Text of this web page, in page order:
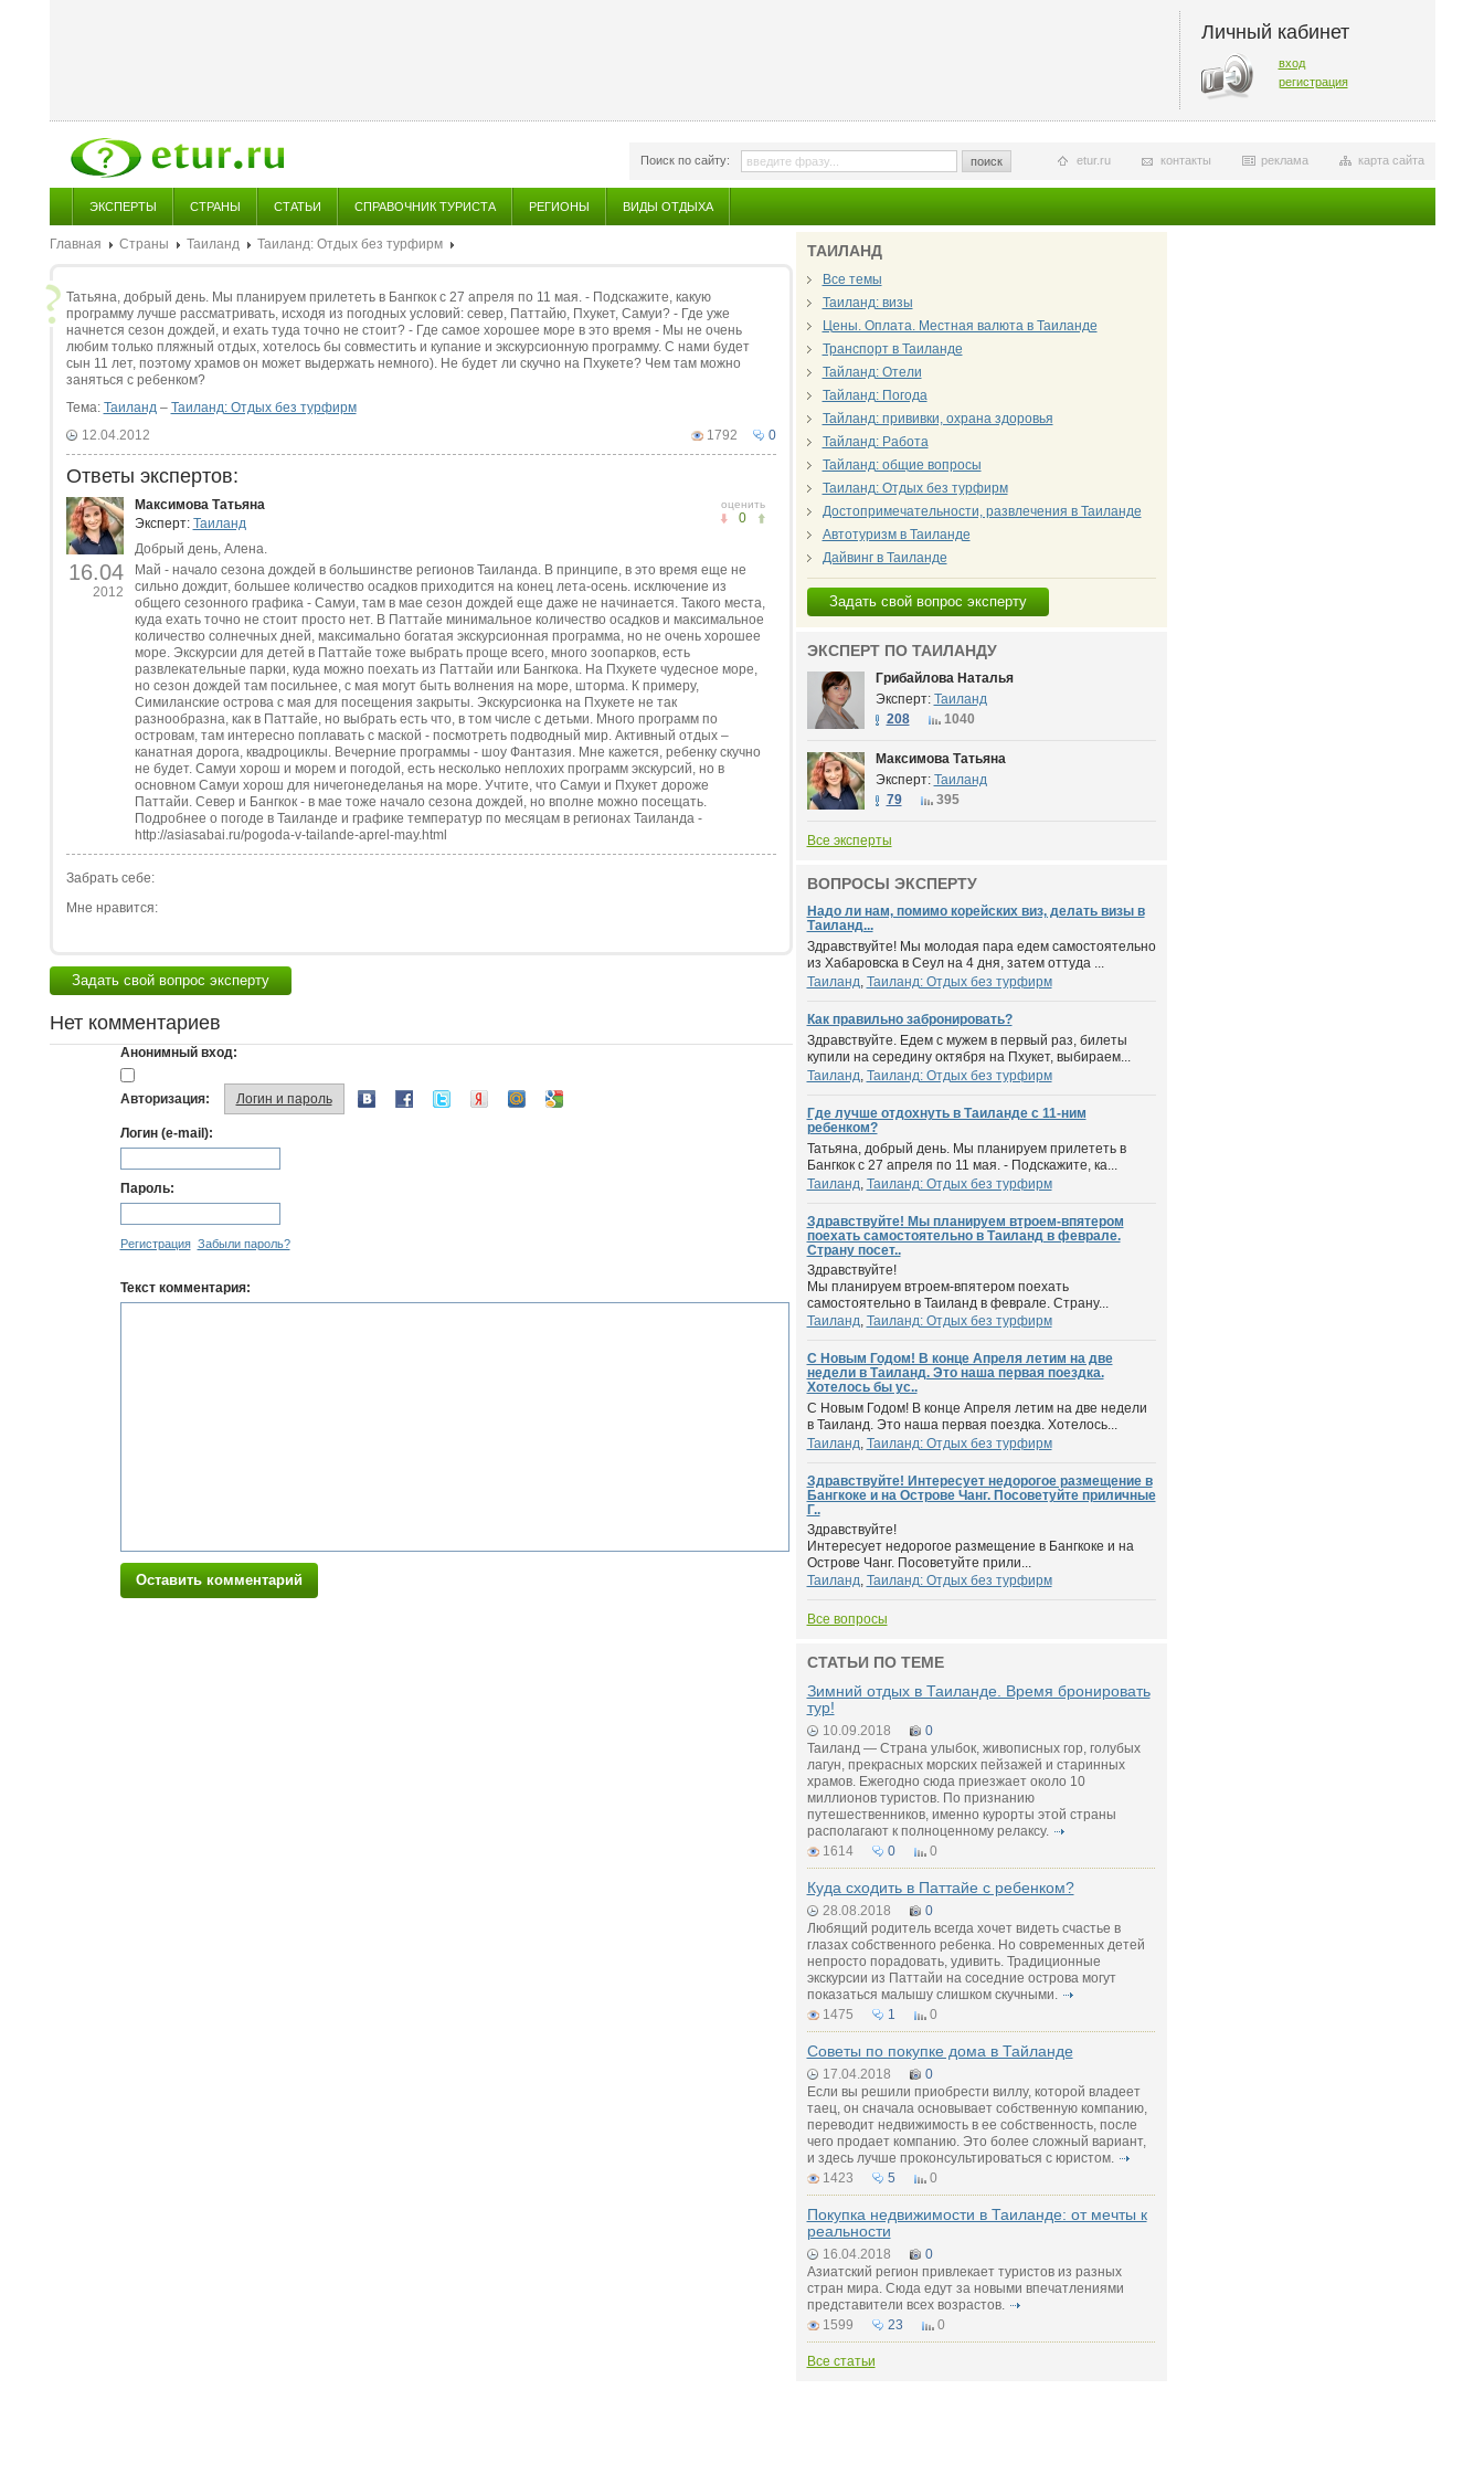
Личный кабинет
вход
регистрация
Поиск по сайту: поиск карта сайта
реклама
контакты
etur.ru
ЭКСПЕРТЫ СТРАНЫ СТАТЬИ СПРАВОЧНИК ТУРИСТА РЕГИОНЫ ВИДЫ ОТДЫХА
Главная Страны Таиланд Таиланд: Отдых без турфирм
Татьяна, добрый день. Мы планируем прилететь в Бангкок с 27 апреля по 11 мая. - Подскажите, какую
программу лучше рассматривать, исходя из погодных условий: север, Паттайю, Пхукет, Самуи? - Где уже
начнется сезон дождей, и ехать туда точно не стоит? - Где самое хорошее море в это время - Мы не очень
любим только пляжный отдых, хотелось бы совместить и купание и экскурсионную программу. С нами будет
сын 11 лет, поэтому храмов он может выдержать немного). Не будет ли скучно на Пхукете? Чем там можно
заняться с ребенком?
Тема: Таиланд– Таиланд: Отдых без турфирм
0
1792
12.04.2012
Ответы экспертов:
16.04
2012
оценить
0
Максимова Татьяна
Эксперт: Таиланд
Добрый день, Алена.
Май - начало сезона дождей в большинстве регионов Таиланда. В принципе, в это время еще не
сильно дождит, большее количество осадков приходится на конец лета-осень. исключение из
общего сезонного графика - Самуи, там в мае сезон дождей еще даже не начинается. Такого места,
куда ехать точно не стоит просто нет. В Паттайе минимальное количество осадков и максимальное
количество солнечных дней, максимально богатая экскурсионная программа, но не очень хорошее
море. Экскурсии для детей в Паттайе тоже выбрать проще всего, много зоопарков, есть
развлекательные парки, куда можно поехать из Паттайи или Бангкока. На Пхукете чудесное море,
но сезон дождей там посильнее, с мая могут быть волнения на море, шторма. К примеру,
Симиланские острова с мая для посещения закрыты. Экскурсионка на Пхукете не так
разнообразна, как в Паттайе, но выбрать есть что, в том числе с детьми. Много программ по
островам, там интересно поплавать с маской - посмотреть подводный мир. Активный отдых –
канатная дорога, квадроциклы. Вечерние программы - шоу Фантазия. Мне кажется, ребенку скучно
не будет. Самуи хорош и морем и погодой, есть несколько неплохих программ экскурсий, но в
основном Самуи хорош для ничегонеделанья на море. Учтите, что Самуи и Пхукет дороже
Паттайи. Север и Бангкок - в мае тоже начало сезона дождей, но вполне можно посещать.
Подробнее о погоде в Таиланде и графике температур по месяцам в регионах Таиланда -
http://asiasabai.ru/pogoda-v-tailande-aprel-may.html
Забрать себе:
Мне нравится:
Задать свой вопрос эксперту
Нет комментариев
Анонимный вход:
Авторизация: Логин и пароль
Логин (e-mail):
Пароль:
Регистрация Забыли пароль?
Текст комментария:
Оставить комментарий
ТАИЛАНД
Все темы
Таиланд: визы
Цены. Оплата. Местная валюта в Таиланде
Транспорт в Таиланде
Тайланд: Отели
Тайланд: Погода
Тайланд: прививки, охрана здоровья
Тайланд: Работа
Тайланд: общие вопросы
Таиланд: Отдых без турфирм
Достопримечательности, развлечения в Таиланде
Автотуризм в Таиланде
Дайвинг в Таиланде
Задать свой вопрос эксперту
ЭКСПЕРТ ПО ТАИЛАНДУ
Грибайлова Наталья
Эксперт: Таиланд
208
1040
Максимова Татьяна
Эксперт: Таиланд
79
395
Все эксперты
ВОПРОСЫ ЭКСПЕРТУ
Надо ли нам, помимо корейских виз, делать визы в
Таиланд...
Здравствуйте! Мы молодая пара едем самостоятельно
из Хабаровска в Сеул на 4 дня, затем оттуда ...
Таиланд, Таиланд: Отдых без турфирм
Как правильно забронировать?
Здравствуйте. Едем с мужем в первый раз, билеты
купили на середину октября на Пхукет, выбираем...
Таиланд, Таиланд: Отдых без турфирм
Где лучше отдохнуть в Таиланде с 11-ним
ребенком?
Татьяна, добрый день. Мы планируем прилететь в
Бангкок с 27 апреля по 11 мая. - Подскажите, ка...
Таиланд, Таиланд: Отдых без турфирм
Здравствуйте! Мы планируем втроем-впятером
поехать самостоятельно в Таиланд в феврале.
Страну посет..
Здравствуйте!
Мы планируем втроем-впятером поехать
самостоятельно в Таиланд в феврале. Страну...
Таиланд, Таиланд: Отдых без турфирм
С Новым Годом! В конце Апреля летим на две
недели в Таиланд. Это наша первая поездка.
Хотелось бы ус..
С Новым Годом! В конце Апреля летим на две недели
в Таиланд. Это наша первая поездка. Хотелось...
Таиланд, Таиланд: Отдых без турфирм
Здравствуйте! Интересует недорогое размещение в
Бангкоке и на Острове Чанг. Посоветуйте приличные
Г..
Здравствуйте!
Интересует недорогое размещение в Бангкоке и на
Острове Чанг. Посоветуйте прили...
Таиланд, Таиланд: Отдых без турфирм
Все вопросы
СТАТЬИ ПО ТЕМЕ
Зимний отдых в Таиланде. Время бронировать
тур!
10.09.2018
0
Таиланд — Страна улыбок, живописных гор, голубых
лагун, прекрасных морских пейзажей и старинных
храмов. Ежегодно сюда приезжает около 10
миллионов туристов. По признанию
путешественников, именно курорты этой страны
располагают к полноценному релаксу.
1614
0 0
Куда сходить в Паттайе с ребенком?
28.08.2018
0
Любящий родитель всегда хочет видеть счастье в
глазах собственного ребенка. Но современных детей
непросто порадовать, удивить. Традиционные
экскурсии из Паттайи на соседние острова могут
показаться малышу слишком скучными.
1475
1 0
Советы по покупке дома в Тайланде
17.04.2018
0
Если вы решили приобрести виллу, которой владеет
таец, он сначала основывает собственную компанию,
переводит недвижимость в ее собственность, после
чего продает компанию. Это более сложный вариант,
и здесь лучше проконсультироваться с юристом.
1423
5 0
Покупка недвижимости в Таиланде: от мечты к
реальности
16.04.2018
0
Азиатский регион привлекает туристов из разных
стран мира. Сюда едут за новыми впечатлениями
представители всех возрастов.
1599
23 0
Все статьи